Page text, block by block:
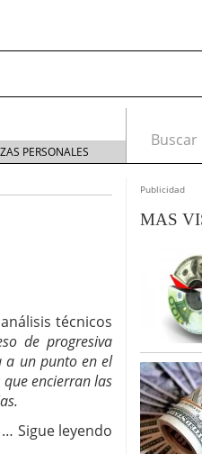
tras rebote
UU. se
PERSONALES
Buscar
técnicos
de progresiva
a un punto en el
que encierran las
Sigue leyendo
Publicidad
MAS